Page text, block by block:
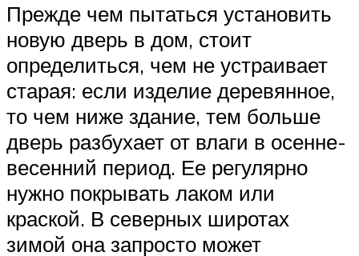
Прежде чем пытаться установить
новую дверь в дом, стоит
определиться, чем не устраивает
старая: если изделие деревянное,
то чем ниже здание, тем больше
дверь разбухает от влаги в осенне-
весенний период. Ее регулярно
нужно покрывать лаком или
краской. В северных широтах
зимой она запросто может